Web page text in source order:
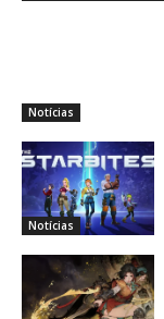
Notícias
Notícias